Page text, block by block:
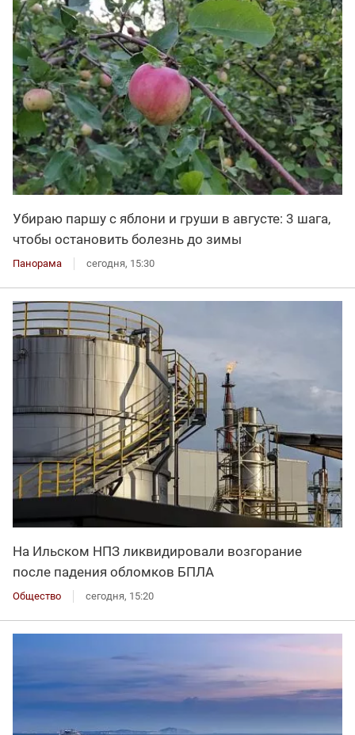
Убираю паршу с яблони и груши в августе: 3 шага,
чтобы остановить болезнь до зимы
Панорама сегодня, 15:30
На Ильском НПЗ ликвидировали возгорание
после падения обломков БПЛА
Общество сегодня, 15:20